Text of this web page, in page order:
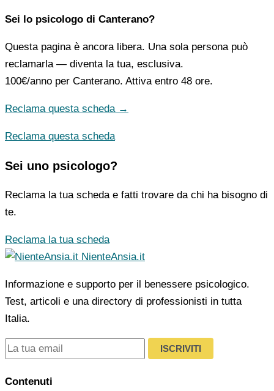
Sei lo psicologo di Canterano?
Questa pagina è ancora libera. Una sola persona può
reclamarla — diventa la tua, esclusiva.
100€/anno per Canterano. Attiva entro 48 ore.
Reclama questa scheda →
Reclama questa scheda
Sei uno psicologo?
Reclama la tua scheda e fatti trovare da chi ha bisogno di
te.
Reclama la tua scheda
NienteAnsia.it
Informazione e supporto per il benessere psicologico.
Test, articoli e una directory di professionisti in tutta
Italia.
ISCRIVITI
Contenuti